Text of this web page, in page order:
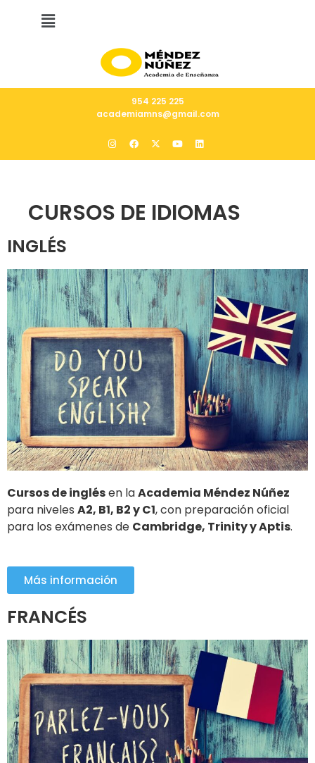
954 225 225
academiamns@gmail.com
CURSOS DE IDIOMAS
INGLÉS
Cursos de inglésen laAcademia Méndez Núñez
para niveles A2, B1, B2 y C1, con preparación oficial
para los exámenes de Cambridge, Trinity y Aptis.
Más información
FRANCÉS